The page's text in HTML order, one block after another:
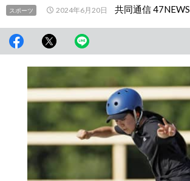
スポーツ 2024年6月20日 共同通信 47NEWS